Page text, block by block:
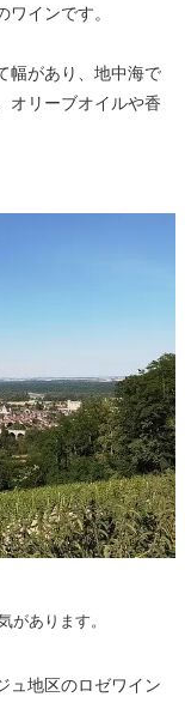
インです。
幅があり、地中海で
オリーブオイルや香
があります。
ュ地区のロゼワイン